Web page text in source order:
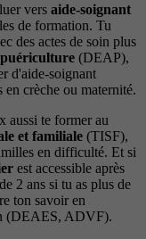
vers aide-soignant
de formation. Tu
des actes de soin plus
(DEAP),
d'aide-soignant
crèche ou maternité.
aussi te former au
et familiale (TISF),
en difficulté. Et si
est accessible après
2 ans si tu as plus de
ton savoir en
(DEAES, ADVF).